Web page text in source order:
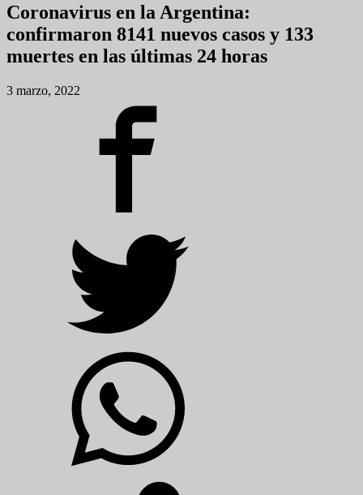
Coronavirus en la Argentina:
confirmaron 8141 nuevos casos y 133
muertes en las últimas 24 horas
3 marzo, 2022